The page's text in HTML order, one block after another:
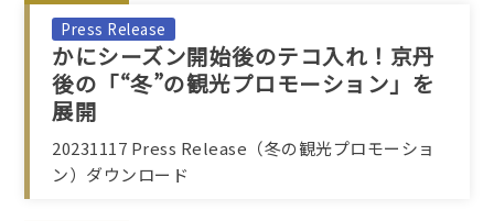
Press Release
かにシーズン開始後のテコ入れ！京丹
後の「“冬”の観光プロモーション」を
展開
20231117 Press Release（冬の観光プロモーショ
ン）ダウンロード